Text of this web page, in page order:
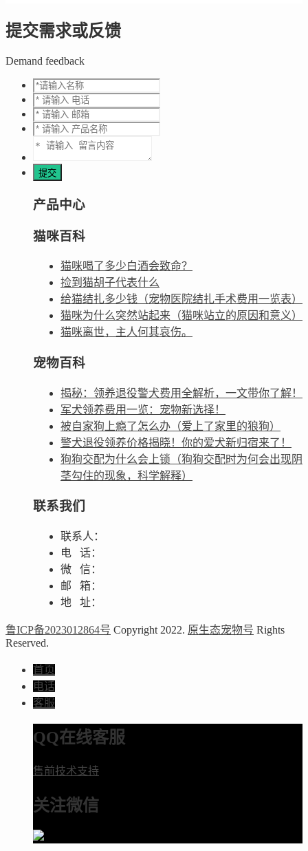
提交需求或反馈
Demand feedback
产品中心
猫咪百科
猫咪喝了多少白酒会致命？
捡到猫胡子代表什么
给猫结扎多少钱（宠物医院结扎手术费用一览表）
猫咪为什么突然站起来（猫咪站立的原因和意义）
猫咪离世，主人何其哀伤。
宠物百科
揭秘：领养退役警犬费用全解析，一文带你了解！
军犬领养费用一览：宠物新选择！
被自家狗上瘾了怎么办（爱上了家里的狼狗）
警犬退役领养价格揭晓！你的爱犬新归宿来了！
狗狗交配为什么会上锁（狗狗交配时为何会出现阴
茎勾住的现象，科学解释）
联系我们
联系人：
电 话：
微 信：
邮 箱：
地 址：
鲁ICP备2023012864号 Copyright 2022. 原生态宠物号 Rights
Reserved.
首页
电话
客服
QQ在线客服
售前技术支持
关注微信